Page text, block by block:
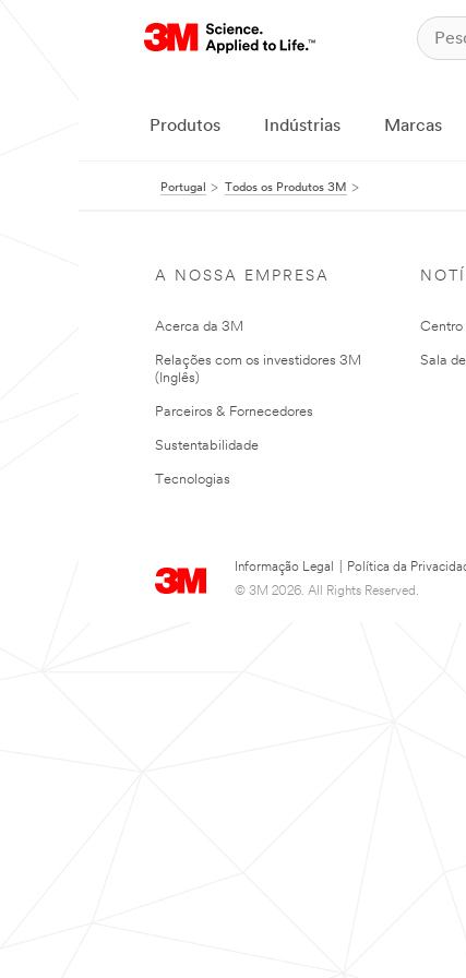
Produtos Indústrias Marcas
Portugal Todos os Produtos 3M
A NOSSA EMPRESA
Acerca da 3M
Relações com os investidores 3M
(Inglês)
Parceiros & Fornecedores
Sustentabilidade
Tecnologias
Centro
Sala
Informação Legal Política da
© 3M 2026. All Rights Reserved.